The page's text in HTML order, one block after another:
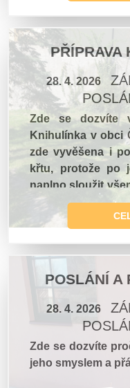
PŘÍPRAVA
28. 4. 2026
Zde se dozvíte
Knihulínka v obci
zde vyvěšena i
křtu, protože po
naplno sloužit
aby přišel k nim
POSLÁNÍ A
28. 4. 2026
Zde se dozvíte
jeho smyslem a